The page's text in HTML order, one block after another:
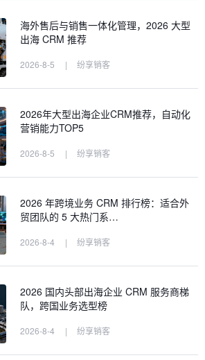
海外售后与销售一体化管理，2026 大型
出海 CRM 推荐
2026-8-5 | 纷享销客
2026年大型出海企业CRM推荐，自动化
营销能力TOP5
2026-8-5 | 纷享销客
2026 年跨境业务 CRM 排行榜：适合外
贸团队的 5 大热门系…
2026-8-4 | 纷享销客
2026 国内头部出海企业 CRM 服务商梯
队，跨国业务选型榜
2026-8-4 | 纷享销客